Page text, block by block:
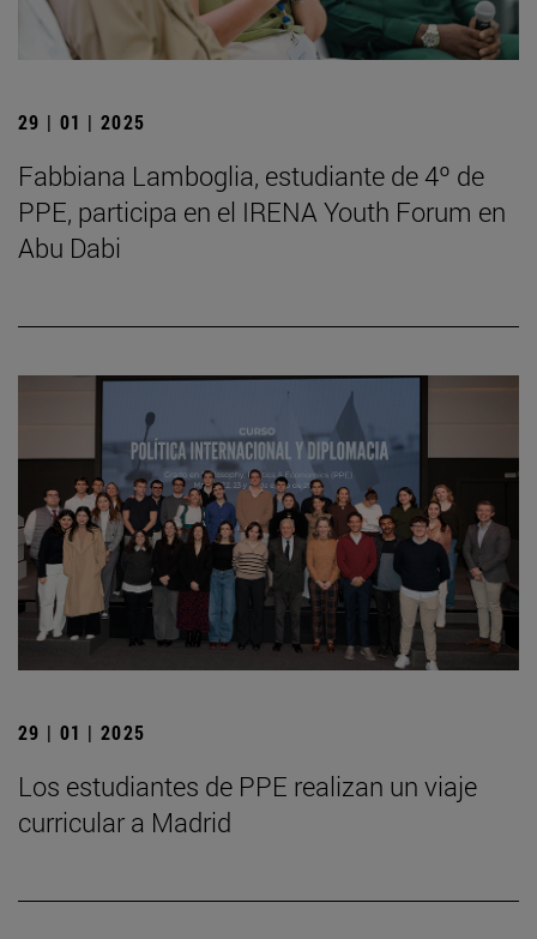
29 | 01 | 2025
Fabbiana Lamboglia, estudiante de 4º de
PPE, participa en el IRENA Youth Forum en
Abu Dabi
29 | 01 | 2025
Los estudiantes de PPE realizan un viaje
curricular a Madrid